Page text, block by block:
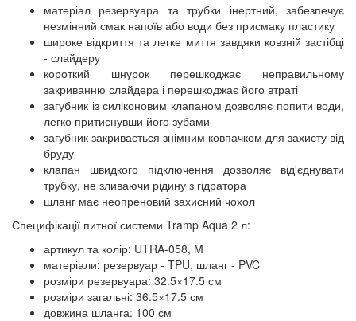
матеріал резервуара та трубки інертний, забезпечує
незмінний смак напоїв або води без присмаку пластику
широке відкриття та легке миття завдяки ковзній застібці
- слайдеру
короткий шнурок перешкоджає неправильному
закриванню слайдера і перешкоджає його втраті
загубник із силіконовим клапаном дозволяє попити води,
легко притиснувши його зубами
загубник закривається знімним ковпачком для захисту від
бруду
клапан швидкого підключення дозволяє від'єднувати
трубку, не зливаючи рідину з гідратора
шланг має неопреновий захисний чохол
Специфікації питної системи Tramp Aqua 2 л:
артикул та колір: UTRA-058, M
матеріали: резервуар - TPU, шланг - PVC
розміри резервуара: 32.5×17.5 см
розміри загальні: 36.5×17.5 см
довжина шланга: 100 см